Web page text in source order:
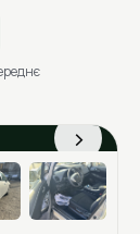
›